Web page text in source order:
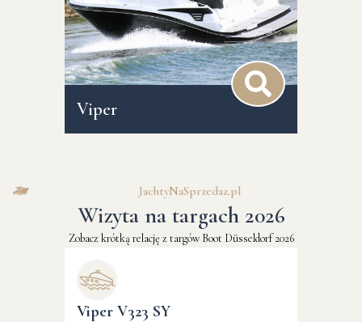
Viper
JachtyNaSprzedaz.pl
Wizyta na targach 2026
Zobacz krótką relację z targów Boot Düsseldorf 2026
Viper V323 SY